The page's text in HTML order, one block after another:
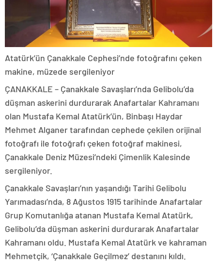
Atatürk’ün Çanakkale Cephesi’nde fotoğrafını çeken
makine, müzede sergileniyor
ÇANAKKALE – Çanakkale Savaşları’nda Gelibolu’da
düşman askerini durdurarak Anafartalar Kahramanı
olan Mustafa Kemal Atatürk’ün, Binbaşı Haydar
Mehmet Alganer tarafından cephede çekilen orijinal
fotoğrafı ile fotoğrafı çeken fotoğraf makinesi,
Çanakkale Deniz Müzesi’ndeki Çimenlik Kalesinde
sergileniyor.
Çanakkale Savaşları’nın yaşandığı Tarihi Gelibolu
Yarımadası’nda, 8 Ağustos 1915 tarihinde Anafartalar
Grup Komutanlığa atanan Mustafa Kemal Atatürk,
Gelibolu’da düşman askerini durdurarak Anafartalar
Kahramanı oldu. Mustafa Kemal Atatürk ve kahraman
Mehmetçik, ‘Çanakkale Geçilmez’ destanını kıldı.